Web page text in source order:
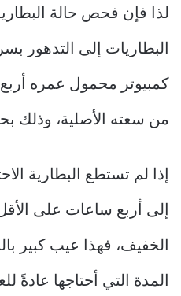
لذا فإن فحص حالة
البطاريات إلى التدهور
من سعته الأصلية، وذلك
إذا لم تستطع البطارية
إلى أربع ساعات على
الخفيف، فهذا عيب كبير
المدة التي أحتاجها عادةً